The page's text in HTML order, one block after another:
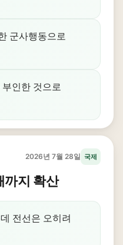
군사행동으로
인한 것으로
2026년 7월 28일 국제
까지 확산
전선은 오히려